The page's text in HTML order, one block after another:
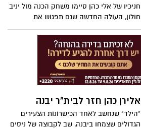
חניכיו של אלי כהן סיימו משחק הכנה מול יניב
חולון, העולה החדשה שגם תפגוש את
היבנאים במשחק הפתיחה של ליגה א' דרום.
בקבוצה אמרו: "זו רק ההתחלה, עוד צריכים
להתחבר"
אלירן כהן חזר לבית"ר יבנה
"הילד" שנחשב לאחד הכישרונות הצעירים
הגדולים שצמחו ביבנה, שב לקבוצה של ניסים